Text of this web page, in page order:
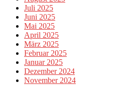
Juli 2025
Juni 2025
Mai 2025
April 2025
März 2025
Februar 2025
Januar 2025
Dezember 2024
November 2024